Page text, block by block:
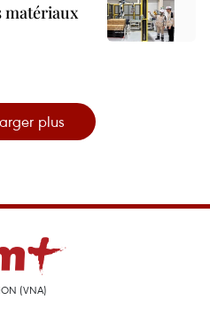
matériaux
plus
(VNA)